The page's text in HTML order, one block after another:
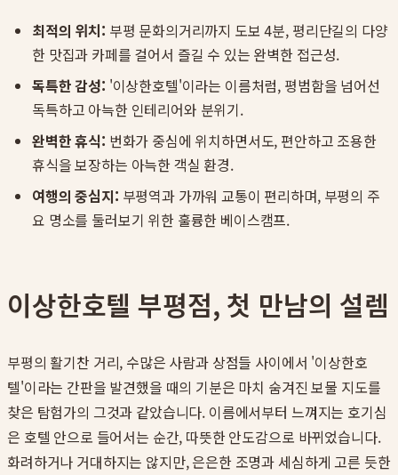
최적의 위치: 부평 문화의거리까지 도보 4분, 평리단길의 다양
한 맛집과 카페를 걸어서 즐길 수 있는 완벽한 접근성.
독특한 감성: '이상한호텔'이라는 이름처럼, 평범함을 넘어선
독특하고 아늑한 인테리어와 분위기.
완벽한 휴식: 번화가 중심에 위치하면서도, 편안하고 조용한
휴식을 보장하는 아늑한 객실 환경.
여행의 중심지: 부평역과 가까워 교통이 편리하며, 부평의 주
요 명소를 둘러보기 위한 훌륭한 베이스캠프.
이상한호텔 부평점, 첫 만남의 설렘
부평의 활기찬 거리, 수많은 사람과 상점들 사이에서 '이상한호
텔'이라는 간판을 발견했을 때의 기분은 마치 숨겨진 보물 지도를
찾은 탐험가의 그것과 같았습니다. 이름에서부터 느껴지는 호기심
은 호텔 안으로 들어서는 순간, 따뜻한 안도감으로 바뀌었습니다.
화려하거나 거대하지는 않지만, 은은한 조명과 세심하게 고른 듯한